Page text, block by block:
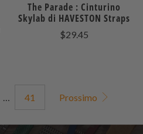
The Parade : Cinturino
Skylab di HAVESTON Straps
$29.45
… 41 Prossimo